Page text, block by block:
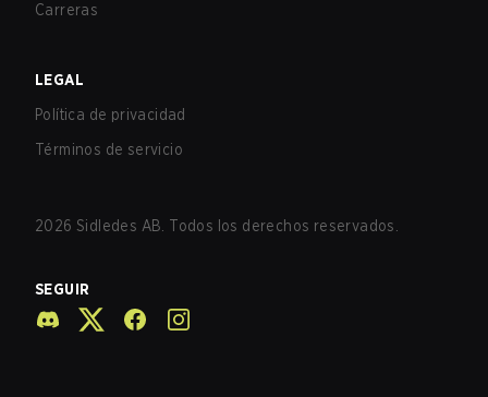
Carreras
LEGAL
Política de privacidad
Términos de servicio
2026 Sidledes AB. Todos los derechos reservados.
SEGUIR